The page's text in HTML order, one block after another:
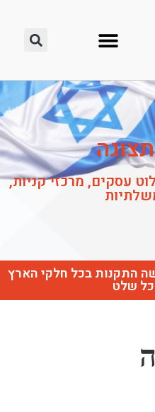
עסקים, מרכזי קניות,
התקנות בכל חלקי הארץ
שלט